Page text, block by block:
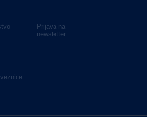
Prijava na
newsletter